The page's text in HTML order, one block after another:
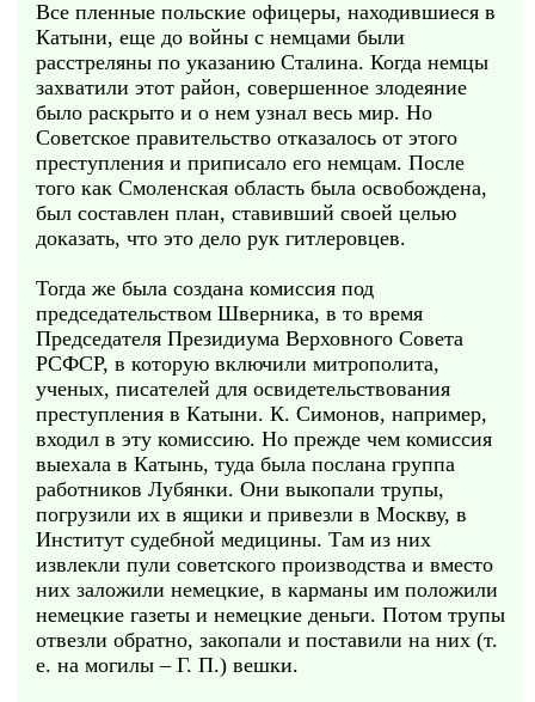
Все пленные польские офицеры, находившиеся в
Катыни, еще до войны с немцами были
расстреляны по указанию Сталина. Когда немцы
захватили этот район, совершенное злодеяние
было раскрыто и о нем узнал весь мир. Но
Советское правительство отказалось от этого
преступления и приписало его немцам. После
того как Cмоленская область была освобождена,
был составлен план, ставивший своей целью
доказать, что это дело рук гитлеровцев.
Тогда же была создана комиссия под
председательством Шверника, в то время
Председателя Президиума Верховного Совета
РСФСР, в которую включили митрополита,
ученых, писателей для освидетельствования
преступления в Катыни. К. Симонов, например,
входил в эту комиссию. Но прежде чем комиссия
выехала в Катынь, туда была послана группа
работников Лубянки. Они выкопали трупы,
погрузили их в ящики и привезли в Москву, в
Институт судебной медицины. Там из них
извлекли пули советского производства и вместо
них заложили немецкие, в карманы им положили
немецкие газеты и немецкие деньги. Потом трупы
отвезли обратно, закопали и поставили на них (т.
е. на могилы – Г. П.) вешки.